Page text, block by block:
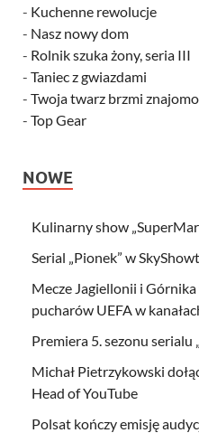
- Kuchenne rewolucje
- Nasz nowy dom
- Rolnik szuka żony, seria III
- Taniec z gwiazdami
- Twoja twarz brzmi znajomo
- Top Gear
NOWE
Kulinarny show
Serial „Pionek” w
Mecze Jagiellonii i
pucharów UEFA w
Premiera 5. sezonu
Michał Pietrzykowski
Head of YouTube
Polsat kończy emisję